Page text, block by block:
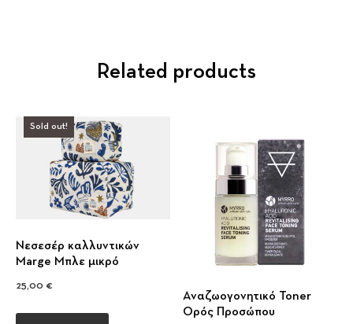
Related products
Sold out!
Νεσεσέρ καλλυντικών
Marge Μπλε μικρό
25,00 €
Αναζωογονητικό Toner
Ορός Προσώπου
Previous